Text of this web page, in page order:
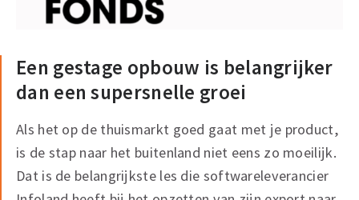
Een gestage opbouw is belangrijker
dan een supersnelle groei
Als het op de thuismarkt goed gaat met je product,
is de stap naar het buitenland niet eens zo moeilijk.
Dat is de belangrijkste les die softwareleverancier